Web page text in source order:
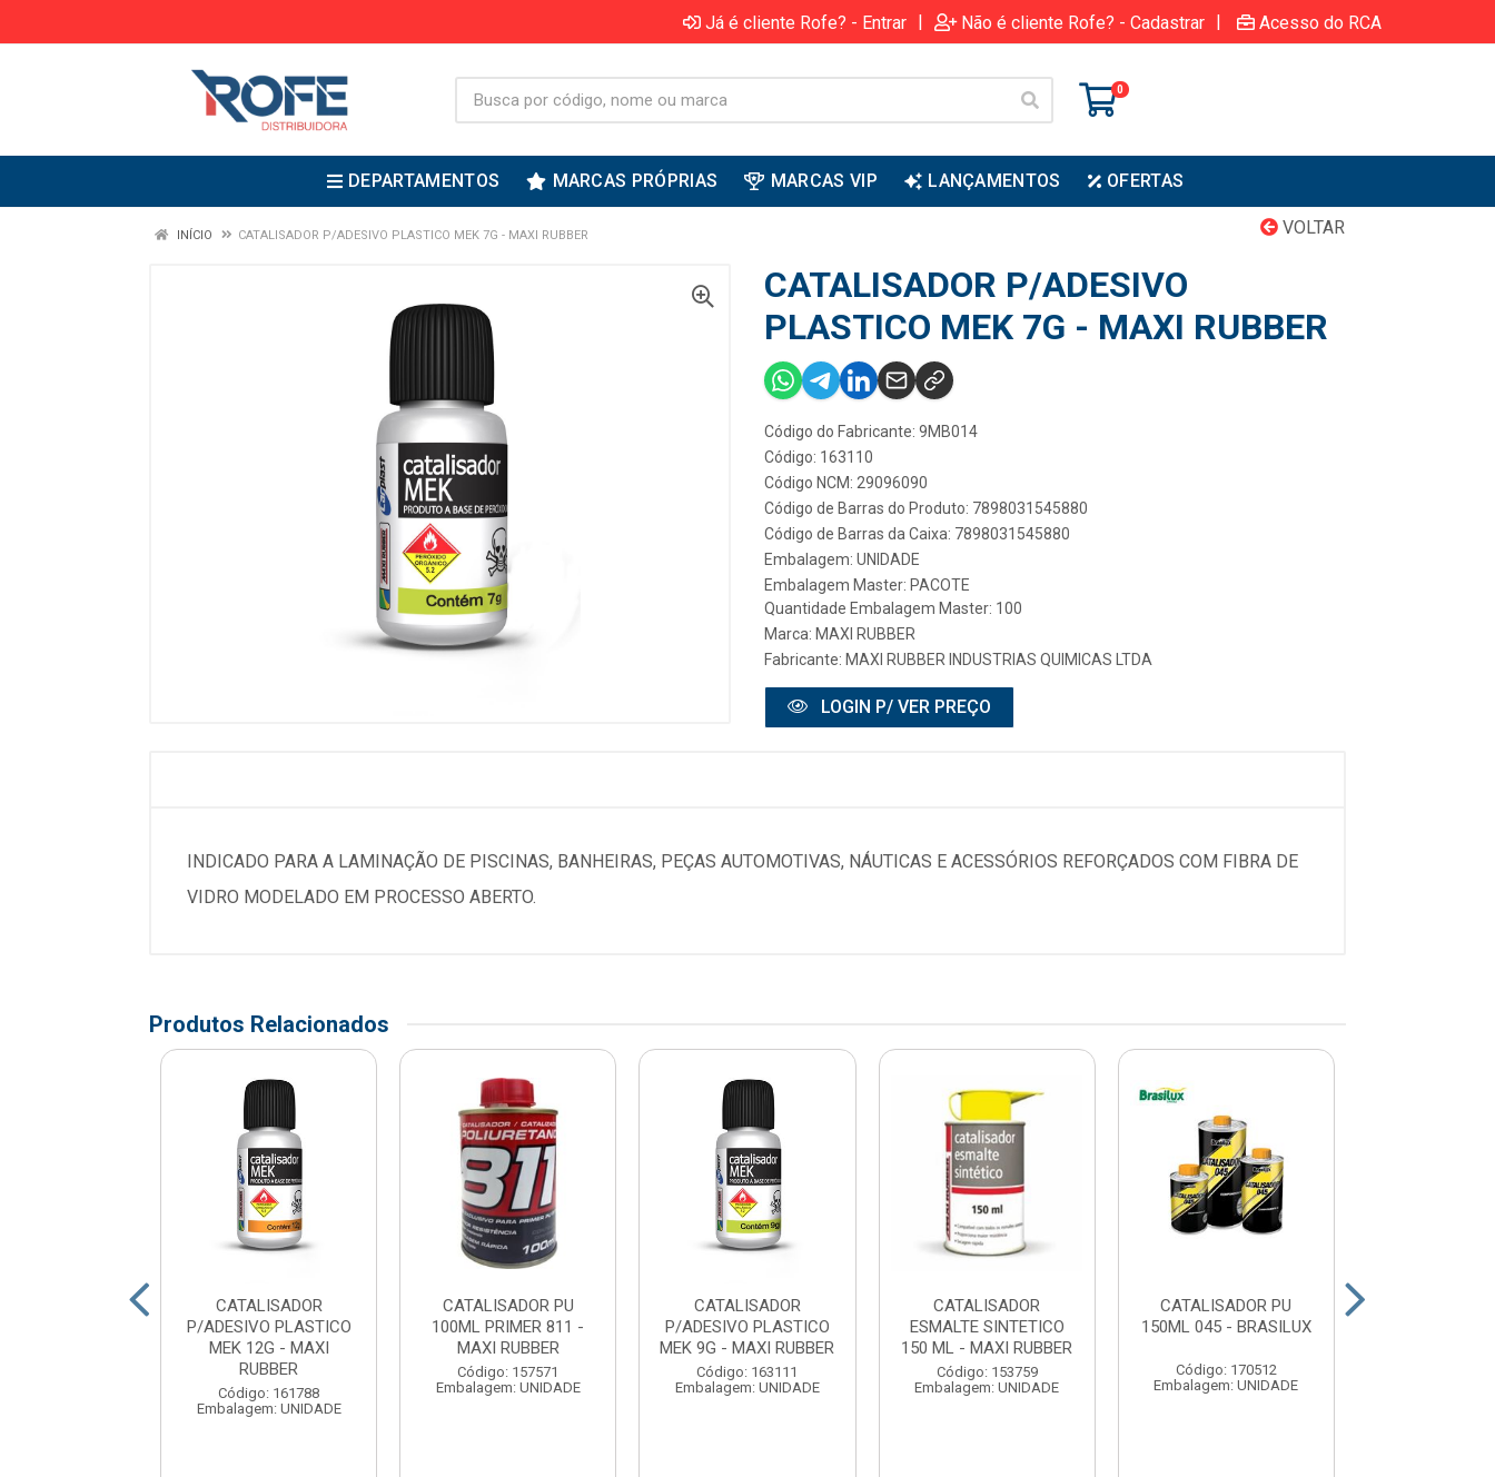
Já é cliente Rofe? - Entrar | Não é cliente Rofe? - Cadastrar | Acesso do RCA
0
DEPARTAMENTOS MARCAS PRÓPRIAS MARCAS VIP LANÇAMENTOS OFERTAS
VOLTAR
INÍCIO CATALISADOR P/ADESIVO PLASTICO MEK 7G - MAXI RUBBER
CATALISADOR P/ADESIVO
PLASTICO MEK 7G - MAXI RUBBER
Código do Fabricante: 9MB014
Código: 163110
Código NCM: 29096090
Código de Barras do Produto: 7898031545880
Código de Barras da Caixa: 7898031545880
Embalagem: UNIDADE
Embalagem Master: PACOTE
Quantidade Embalagem Master: 100
Marca: MAXI RUBBER
Fabricante: MAXI RUBBER INDUSTRIAS QUIMICAS LTDA
LOGIN P/ VER PREÇO
INDICADO PARA A LAMINAÇÃO DE PISCINAS, BANHEIRAS, PEÇAS AUTOMOTIVAS, NÁUTICAS E ACESSÓRIOS REFORÇADOS COM FIBRA DE
VIDRO MODELADO EM PROCESSO ABERTO.
Produtos Relacionados
CATALISADOR
P/ADESIVO PLASTICO
MEK 12G - MAXI
RUBBER
Código: 161788
Embalagem: UNIDADE
CATALISADOR PU
100ML PRIMER 811 -
MAXI RUBBER
Código: 157571
Embalagem: UNIDADE
CATALISADOR
P/ADESIVO PLASTICO
MEK 9G - MAXI RUBBER
Código: 163111
Embalagem: UNIDADE
CATALISADOR
ESMALTE SINTETICO
150 ML - MAXI RUBBER
Código: 153759
Embalagem: UNIDADE
CATALISADOR PU
150ML 045 - BRASILUX
Código: 170512
Embalagem: UNIDADE